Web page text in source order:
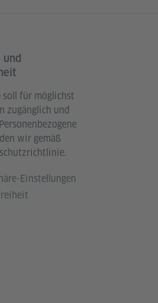
und
soll für möglichst
zugänglich und
wir gemäß
Einstellungen